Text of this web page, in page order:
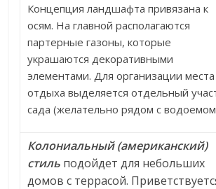
Концепция ландшафта привязана к
осям. На главной располагаются
партерные газоны, которые
украшаются декоративными
элементами. Для организации места
отдыха выделяется отдельный
сада (желательно рядом с
Колониальный (американский)
стиль подойдет для небольших
домов с террасой.